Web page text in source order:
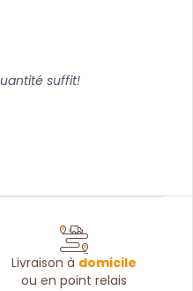
suffit!
Livraison à domicile
ou en point relais